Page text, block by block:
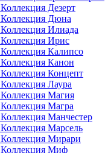
Коллекция Дезерт
Коллекция Дюна
Коллекция Илиада
Коллекция Ирис
Коллекция Калипсо
Коллекция Канон
Коллекция Концепт
Коллекция Лаура
Коллекция Магия
Коллекция Магра
Коллекция Манчестер
Коллекция Марсель
Коллекция Мирари
Коллекция Миф